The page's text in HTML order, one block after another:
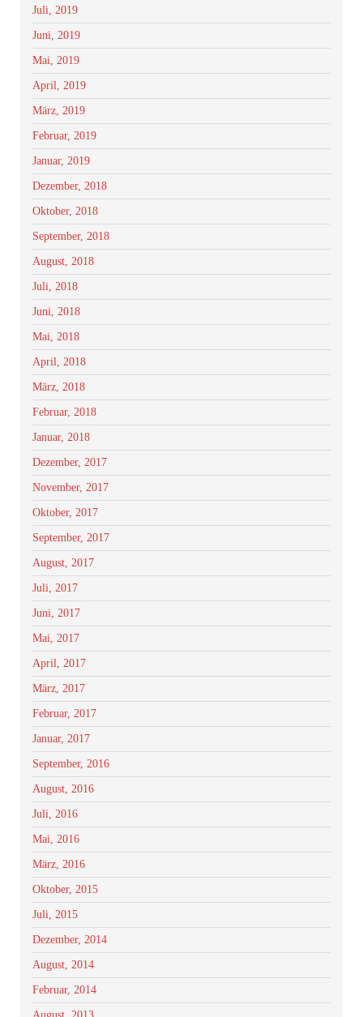
Juli, 2019
Juni, 2019
Mai, 2019
April, 2019
März, 2019
Februar, 2019
Januar, 2019
Dezember, 2018
Oktober, 2018
September, 2018
August, 2018
Juli, 2018
Juni, 2018
Mai, 2018
April, 2018
März, 2018
Februar, 2018
Januar, 2018
Dezember, 2017
November, 2017
Oktober, 2017
September, 2017
August, 2017
Juli, 2017
Juni, 2017
Mai, 2017
April, 2017
März, 2017
Februar, 2017
Januar, 2017
September, 2016
August, 2016
Juli, 2016
Mai, 2016
März, 2016
Oktober, 2015
Juli, 2015
Dezember, 2014
August, 2014
Februar, 2014